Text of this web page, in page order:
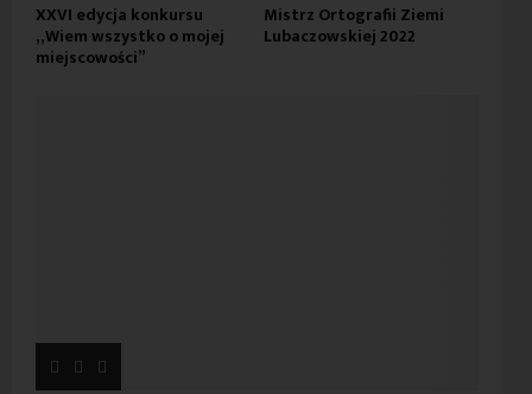
XXVI edycja konkursu
„Wiem wszystko o mojej
miejscowości”
Mistrz Ortografii Ziemi
Lubaczowskiej 2022